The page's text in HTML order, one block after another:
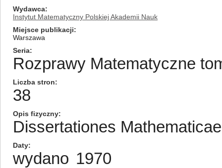
Wydawca
Instytut Matematyczny Polskiej Akademii Nauk
Miejsce publikacji
Warszawa
Seria
Rozprawy Matematyczne
Liczba stron
38
Opis fizyczny
Dissertationes
Daty
wydano 1970